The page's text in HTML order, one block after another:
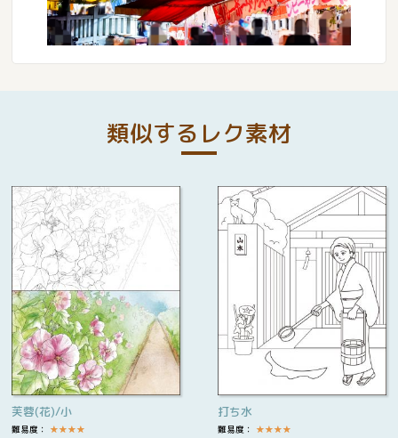
類似するレク素材
芙蓉(花)/小
難易度： ★★★★
打ち水
難易度： ★★★★